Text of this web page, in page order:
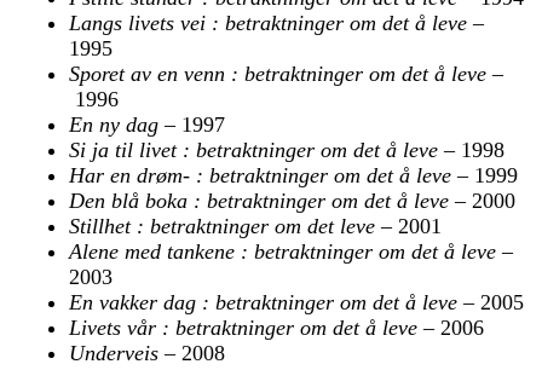
Langs livets vei : betraktninger om det å leve –
1995
Sporet av en venn : betraktninger om det å leve –
1996
En ny dag – 1997
Si ja til livet : betraktninger om det å leve – 1998
Har en drøm- : betraktninger om det å leve – 1999
Den blå boka : betraktninger om det å leve – 2000
Stillhet : betraktninger om det leve – 2001
Alene med tankene : betraktninger om det å leve –
2003
En vakker dag : betraktninger om det å leve – 2005
Livets vår : betraktninger om det å leve –2006
Underveis –2008